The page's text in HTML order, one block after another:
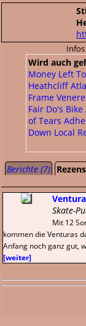
Wird auch
Money Left
Heathcliff
Frame
Fair Do's Bike
of Tears
Down Local
Berichte (7)
Skate-
Mit 12
kommen die Venturas
Anfang noch ganz gut,
[weiter]